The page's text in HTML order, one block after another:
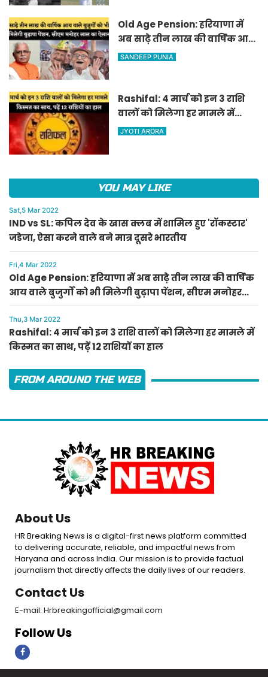
Old Age Pension: हरियाणा में
अब साढ़े तीन लाख की वार्षिक आय
वाले बुजुर्गों को भी मिलेगी बुढ़ापा
SANDEEP PUNIA
Rashifal: 4 मार्च को इन 3 राशि
वालों को मिलेगा हर मामले में
किस्मत का साथ, पढ़ें 12 राशियों का
JYOTI ARORA
YOU MAY LIKE
Sat,5 Mar 2022
IND vs SL: कपिल देव के खास क्लब में शामिल हुए 'रॉकस्टार'
जडेजा, ऐसा करने वाले बने मात्र दूसरे भारतीय
Fri,4 Mar 2022
Old Age Pension: हरियाणा में अब साढ़े तीन लाख की वार्षिक
आय वाले बुजुर्गों को भी मिलेगी बुढ़ापा पेंशन, सीएम मनोहर
लाल का ऐलान
Thu,3 Mar 2022
Rashifal: 4 मार्च को इन 3 राशि वालों को मिलेगा हर मामले में
किस्मत का साथ, पढ़ें 12 राशियों का हाल
FROM AROUND THE WEB
About Us
HR Breaking News is a digital-first news platform committed
to delivering accurate, reliable, and impactful news from
Haryana and across India. Our mission is to provide factual
journalism that directly affects the daily lives of our readers.
Contact Us
E-mail: Hrbreakingofficial@gmail.com
Follow Us